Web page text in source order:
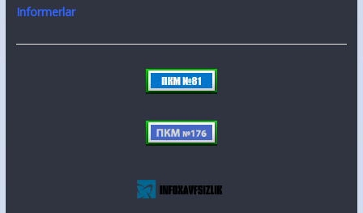
Informerlar